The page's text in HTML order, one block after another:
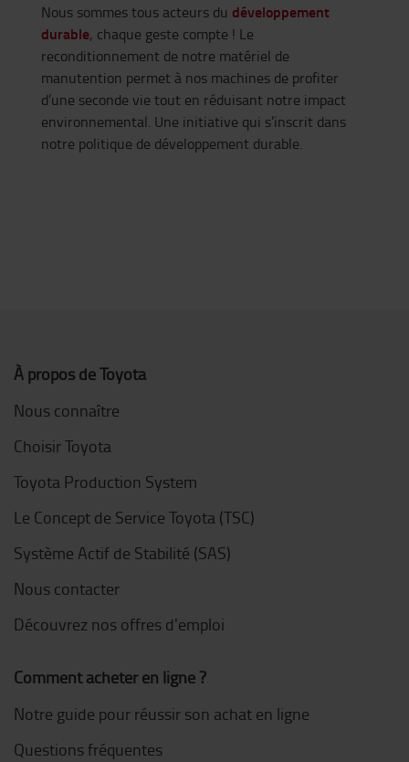
Nous sommes tous acteurs du développement
durable, chaque geste compte ! Le
reconditionnement de notre matériel de
manutention permet à nos machines de profiter
d’une seconde vie tout en réduisant notre impact
environnemental. Une initiative qui s’inscrit dans
notre politique de développement durable.
À propos de Toyota
Nous connaître
Choisir Toyota
Toyota Production System
Le Concept de Service Toyota (TSC)
Système Actif de Stabilité (SAS)
Nous contacter
Découvrez nos offres d'emploi
Comment acheter en ligne ?
Notre guide pour réussir son achat en ligne
Questions fréquentes